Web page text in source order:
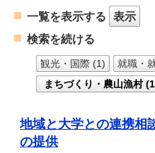
一覧を表示する
表示
検索を続ける
観光・国際 (1) 就職・
まちづくり・農山漁村
地域と大学との連携相
の提供